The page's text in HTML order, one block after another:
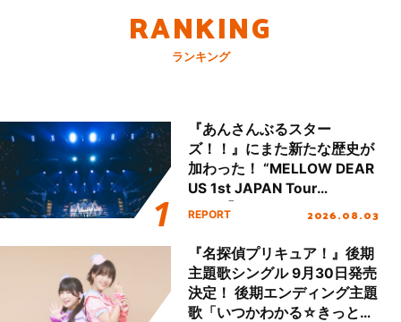
RANKING
ランキング
『あんさんぶるスター
ズ！！』にまた新たな歴史が
加わった！ “MELLOW DEAR
US 1st JAPAN Tour
Final「NICE to meet YOU
ート!!
REPORT 2026.08.03
『名探偵プリキュア！』後期
主題歌シングル 9月30日発売
決定！ 後期エンディング主題
歌「いつかわかる☆きっとあ